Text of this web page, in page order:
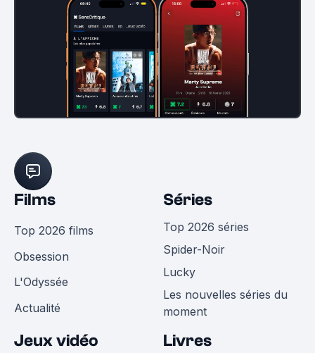
Films
Top 2026 films
Obsession
L'Odyssée
Actualité
Séries
Top 2026 séries
Spider-Noir
Lucky
Les nouvelles séries du
moment
Jeux vidéo Livres